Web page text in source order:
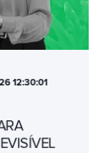
12:30:01